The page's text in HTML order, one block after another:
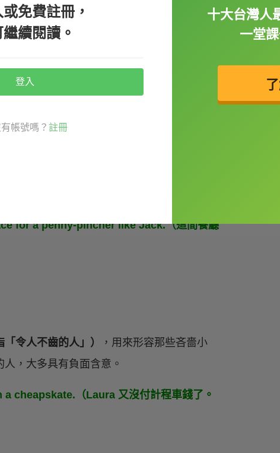
幾個詞：
不拔。
for a penny-pincher like Jack.（這間餐廳
令人不齒的人」）
，用來形容那些吝嗇小
，大多具有負面含意。
cheapskate.（Laura 又沒付計程車錢了。
免費註冊，
續閱讀。
登入
帳號嗎？ 註冊
十大台灣人
一堂